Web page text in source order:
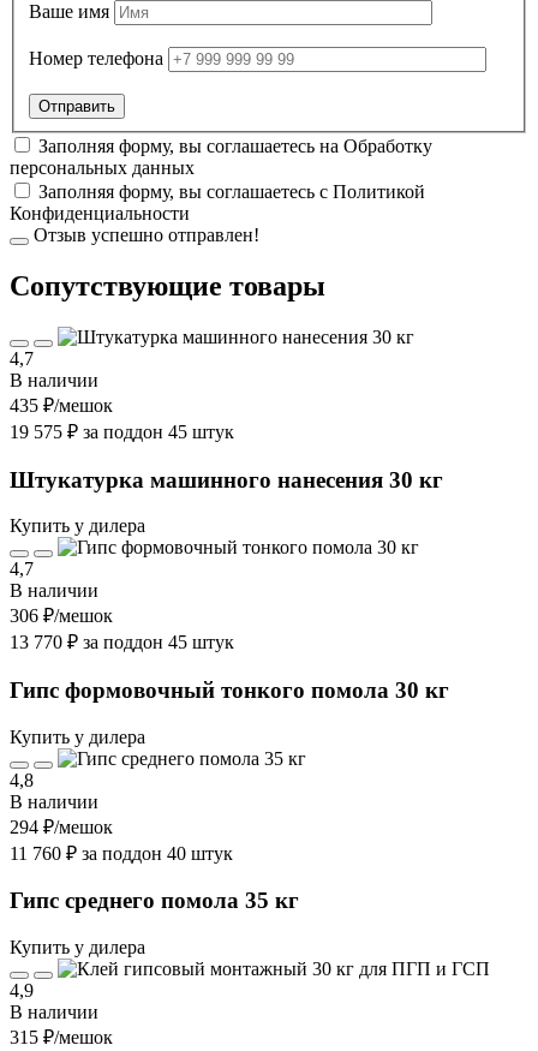
Ваше имя
Номер телефона
Заполняя форму, вы соглашаетесь на Обработку
персональных данных
Заполняя форму, вы соглашаетесь с Политикой
Конфиденциальности
Отзыв успешно отправлен!
Cопутствующие товары
4,7
В наличии
435 ₽/мешок
19 575 ₽ за поддон 45 штук
Штукатурка машинного нанесения 30 кг
Купить у дилера
4,7
В наличии
306 ₽/мешок
13 770 ₽ за поддон 45 штук
Гипс формовочный тонкого помола 30 кг
Купить у дилера
4,8
В наличии
294 ₽/мешок
11 760 ₽ за поддон 40 штук
Гипс среднего помола 35 кг
Купить у дилера
4,9
В наличии
315 ₽/мешок